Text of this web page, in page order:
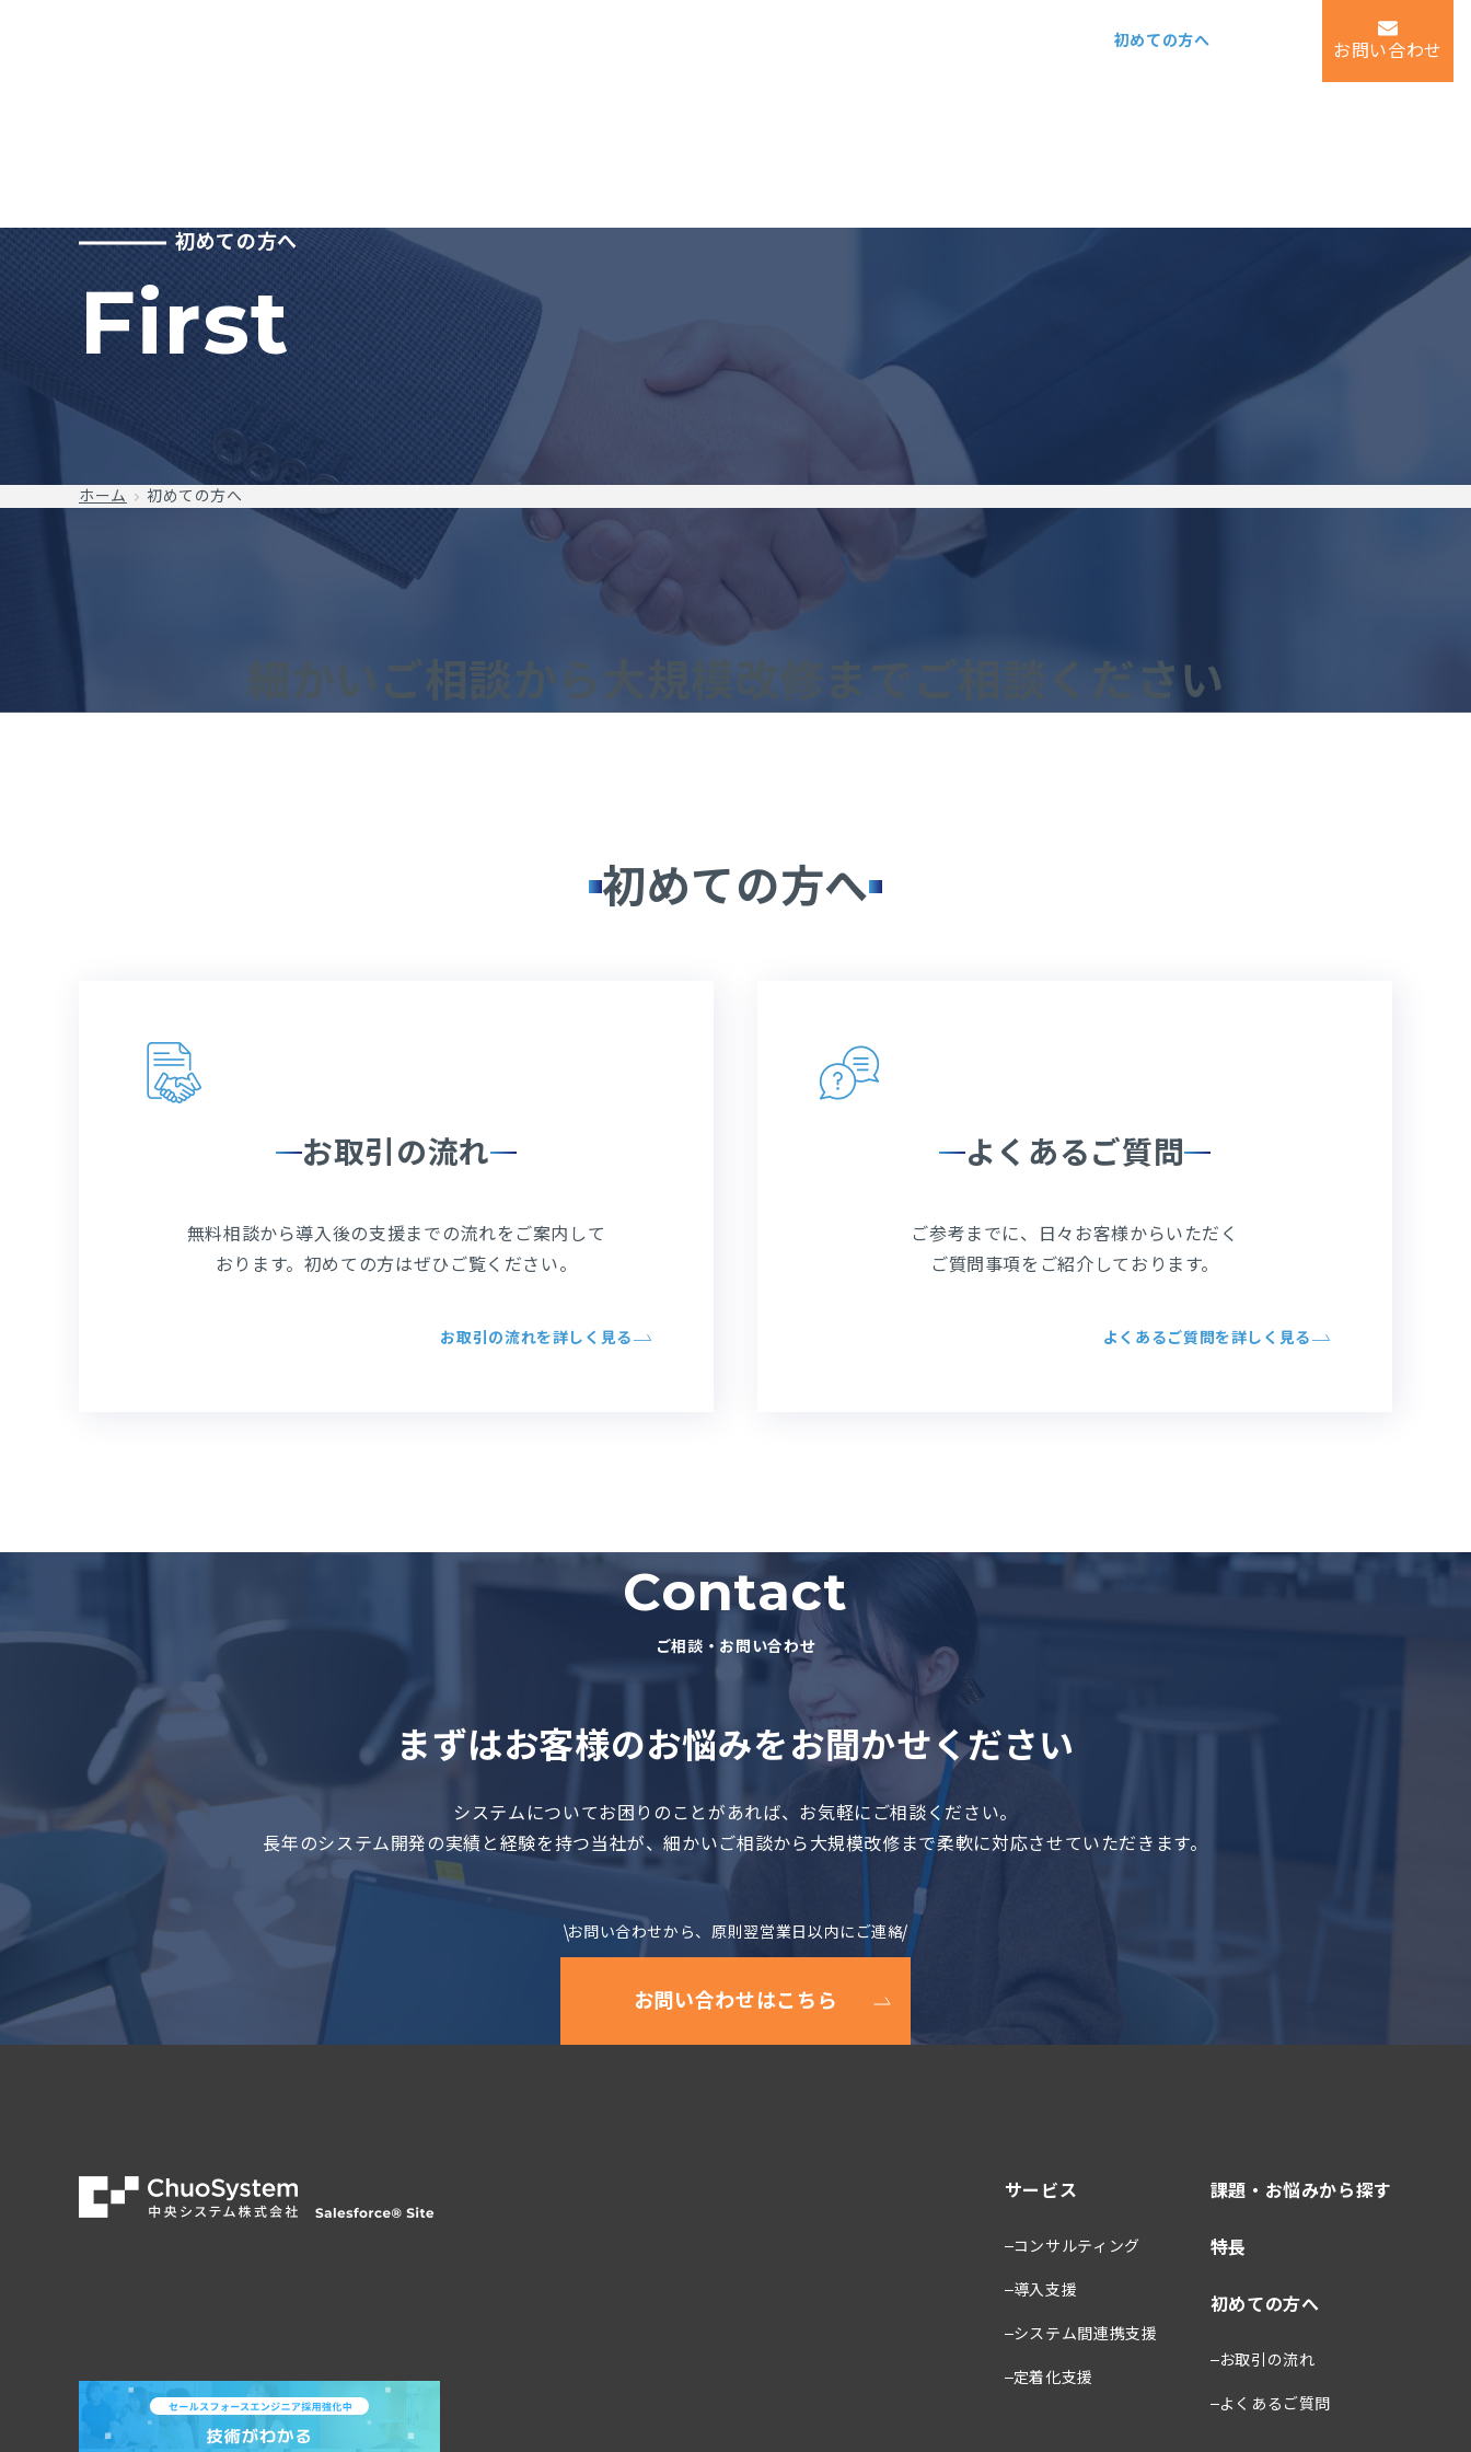
初めての方へ お問い合わせ
初めての方へ
first
ホーム 初めての方へ
細かいご相談から大規模改修まで ご相談ください
初めての方へ
お取引の流れ
無料相談から導入後の支援までの流れをご案内して
おります。初めての方はぜひご覧ください。
お取引の流れを詳しく見る
よくあるご質問
ご参考までに、日々お客様からいただく
ご質問事項をご紹介しております。
よくあるご質問を詳しく見る
Contact
ご相談・お問い合わせ
まずはお客様のお悩みをお聞かせください
システムについてお困りのことがあれば、お気軽にご相談ください。
長年のシステム開発の実績と経験を持つ当社が、細かいご相談から大規模改修まで柔軟に対応させていただきます。
お問い合わせから、原則翌営業日以内にご連絡
お問い合わせはこちら
サービス
コンサルティング
導入支援
システム間連携支援
定着化支援
課題・お悩みから探す
特長
初めての方へ
お取引の流れ
よくあるご質問